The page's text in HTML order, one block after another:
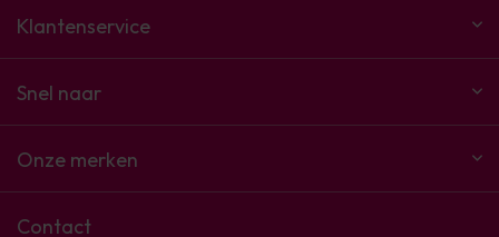
Klantenservice
Snel naar
Onze merken
Contact